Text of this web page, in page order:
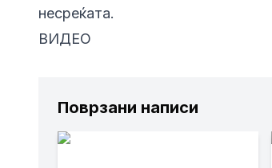
несреќата.
ВИДЕО
Поврзани написи